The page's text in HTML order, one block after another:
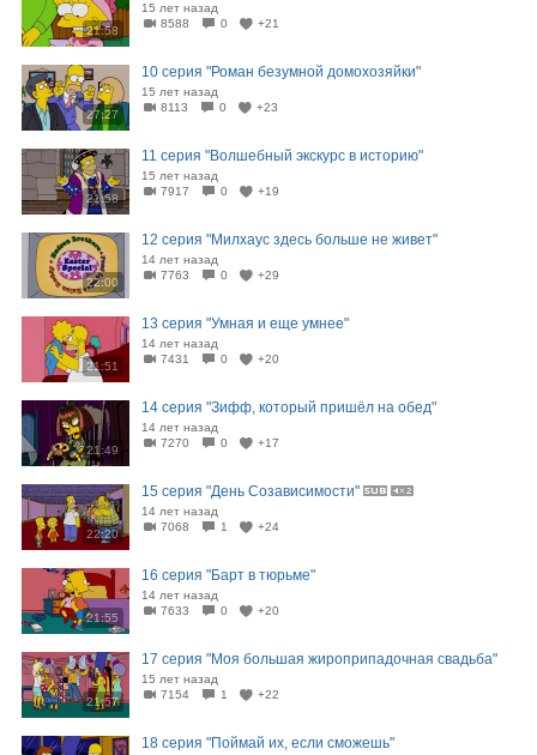
21:58
15 лет назад
8588
0 +21
27:27
10 серия "Роман безумной домохозяйки"
15 лет назад
8113
0 +23
21:58
11 серия "Волшебный экскурс в историю"
15 лет назад
7917
0 +19
22:00
12 серия "Милхаус здесь больше не живет"
14 лет назад
7763
0 +29
21:51
13 серия "Умная и еще умнее"
14 лет назад
7431
0 +20
21:49
14 серия "Зифф, который пришёл на обед"
14 лет назад
7270
0 +17
22:20
15 серия "День Созависимости"
14 лет назад
7068
1 +24
21:55
16 серия "Барт в тюрьме"
14 лет назад
7633
0 +20
21:57
17 серия "Моя большая жироприпадочная свадьба"
15 лет назад
7154
1 +22
18 серия "Поймай их, если сможешь"